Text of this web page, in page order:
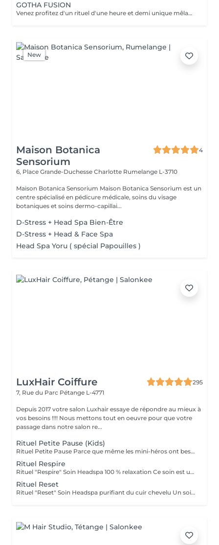
GOTHA FUSION
Venez profitez d'un rituel d'une heure et demi unique mêlant head spa et soin du visage pour une harmonie parfaite entre éclat et relaxation. Laissez-vous transporter dans une expérience enveloppante, où le corps et l'esprit se relâchent pleinement.
New
Maison Botanica
Sensorium
4
6, Place Grande-Duchesse Charlotte Rumelange L-3710
Maison Botanica Sensorium Maison Botanica Sensorium est un
centre spécialisé en pédicure médicale, soins du visage
botaniques et soins dermo-capillai...
D-Stress + Head Spa Bien-Être
D-Stress + Head & Face Spa
Head Spa Yoru ( spécial Papouilles )
LuxHair Coiffure
295
7, Rue du Parc Pétange L-4771
Depuis 2017 votre salon Luxhair essaye de répondre au mieux à
vos besoins !!!! Nous mettons tout en oeuvre pour que votre
passage dans notre salon re...
Rituel Petite Pause (Kids)
Rituel Petite Pause Parce que même les mini-héros ont besoin de souffler ! Un moment tout doux pour que les enfants apprennent à se poser, se détendre et dire bye-bye au stress (même petit !). Avec un massage câlin du cuir chevelu, des papouilles légères et un soin tout frais pour des cheveux qui sentent bon la liberté. Un soin rigolo et relax, parfait pour que les petits se sentent comme des champions du chill ! Bienfaits : détente garantie, cuir chevelu tout propre, et surtout, plein de sourires ! Durée : 45 min Séchage naturel offert en fin de soin.
Rituel Respire
Rituel "Respire" Soin Headspa 100 % relaxation Ce soin est une invitation à lâcher prise. À travers un massage crânien lent, fluide et profond, les tensions accumulées s'évanouissent, les pensées s'apaisent, le corps se relâche. La gestuelle est inspirée des techniques japonaises de relaxation, pour favoriser la circulation et éveiller une sensation de calme intérieur immédiat. Bienfaits : apaisement du système nerveux, relâchement musculaire, sensation de légèreté mentale. 1h15 brushing ou séchage naturel offert en fin de soin.
Rituel Reset
Rituel "Reset" Soin Headspa purifiant du cuir chevelu Un soin pensé comme un redémarrage. Grâce à une gestuelle précise et des produits détoxifiants, ce rituel libère le cuir chevelu des toxines, impuretés et excès de sébum. Il relance la microcirculation, apporte une vraie sensation de fraîcheur et rééquilibre le terrain capillaire. Idéal pour retrouver un cuir chevelu sain et réactiver la vitalité naturelle des cheveux. Bienfaits : nettoyage profond, sensation de légèreté, meilleure oxygénation, base saine pour la repousse. 1h30 Diagnostic personnalisé + brushing ou séchage naturel inclus.